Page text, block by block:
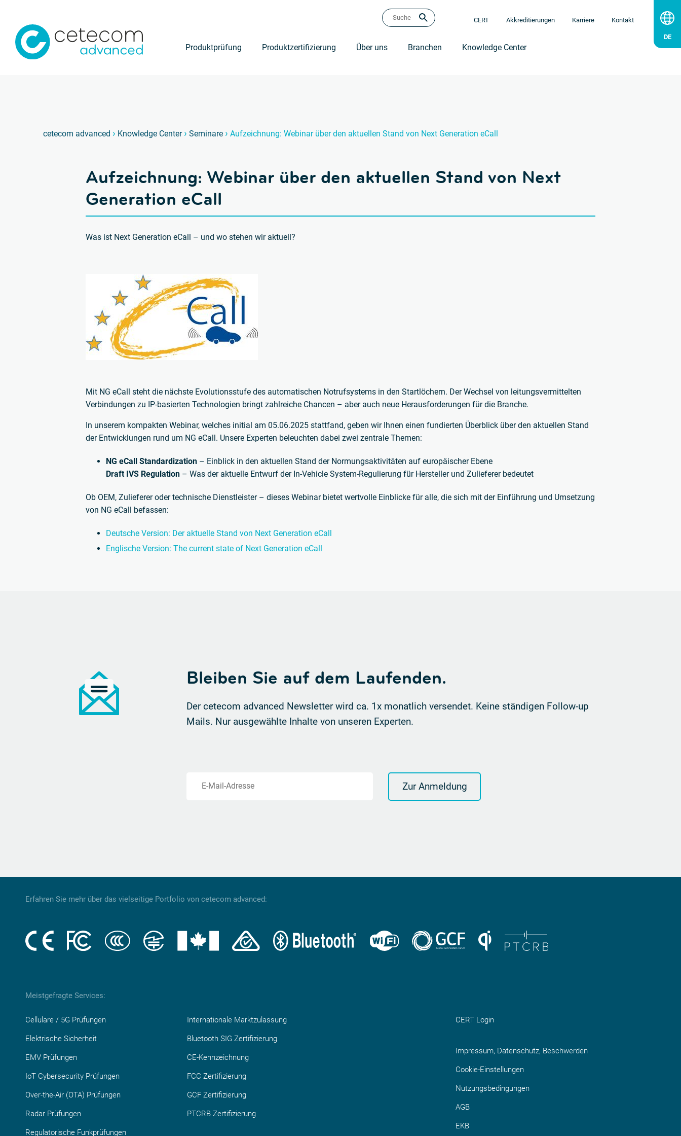
CERT Akkreditierungen Karriere Kontakt
Produktprüfung Produktzertifizierung Über uns Branchen Knowledge Center
cetecom advanced › Knowledge Center › Seminare › Aufzeichnung: Webinar über den aktuellen Stand von Next Generation eCall
Aufzeichnung: Webinar über den aktuellen Stand von Next
Generation eCall
Was ist Next Generation eCall – und wo stehen wir aktuell?
Mit NG eCall steht die nächste Evolutionsstufe des automatischen Notrufsystems in den Startlöchern. Der Wechsel von leitungsvermittelten
Verbindungen zu IP-basierten Technologien bringt zahlreiche Chancen – aber auch neue Herausforderungen für die Branche.
In unserem kompakten Webinar, welches initial am 05.06.2025 stattfand, geben wir Ihnen einen fundierten Überblick über den aktuellen Stand
der Entwicklungen rund um NG eCall. Unsere Experten beleuchten dabei zwei zentrale Themen:
NG eCall Standardization– Einblick in den aktuellen Stand der Normungsaktivitäten auf europäischer Ebene
Draft IVS Regulation– Was der aktuelle Entwurf der In-Vehicle System-Regulierung für Hersteller und Zulieferer bedeutet
Ob OEM, Zulieferer oder technische Dienstleister – dieses Webinar bietet wertvolle Einblicke für alle, die sich mit der Einführung und Umsetzung
von NG eCall befassen:
Deutsche Version: Der aktuelle Stand von Next Generation eCall
Englische Version: The current state of Next Generation eCall
Bleiben Sie auf dem Laufenden.
Der cetecom advanced Newsletter wird ca. 1x monatlich versendet. Keine ständigen Follow-up
Mails. Nur ausgewählte Inhalte von unseren Experten.
E-Mail-Adresse Zur Anmeldung
Erfahren Sie mehr über das vielseitige Portfolio von cetecom advanced:
Meistgefragte Services:
Cellulare / 5G Prüfungen
Elektrische Sicherheit
EMV Prüfungen
IoT Cybersecurity Prüfungen
Over-the-Air (OTA) Prüfungen
Radar Prüfungen
Regulatorische Funkprüfungen
Internationale Marktzulassung
Bluetooth SIG Zertifizierung
CE-Kennzeichnung
FCC Zertifizierung
GCF Zertifizierung
PTCRB Zertifizierung
CERT Login
Impressum, Datenschutz, Beschwerden
Cookie-Einstellungen
Nutzungsbedingungen
AGB
EKB